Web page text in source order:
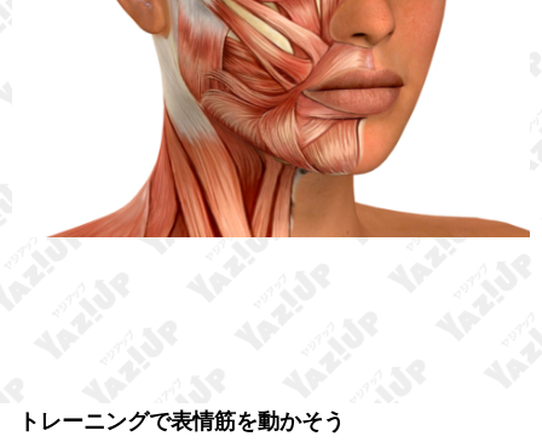
トレーニングで表情筋を動かそう